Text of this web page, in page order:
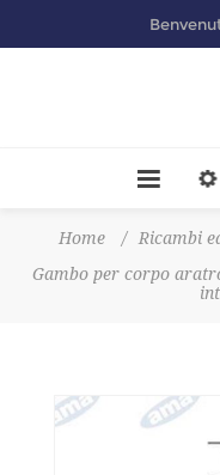
Home / Ricambi
Gambo per corpo